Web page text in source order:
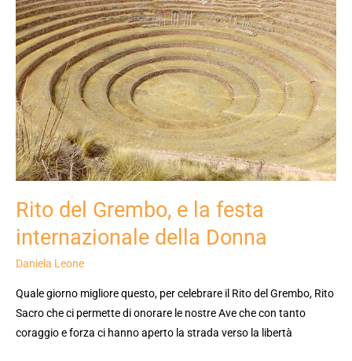
Rito del Grembo, e la festa
internazionale della Donna
Daniela Leone
Quale giorno migliore questo, per celebrare il Rito del Grembo, Rito
Sacro che ci permette di onorare le nostre Ave che con tanto
coraggio e forza ci hanno aperto la strada verso la libertà
e
la
festa
internazionale
della
Donna